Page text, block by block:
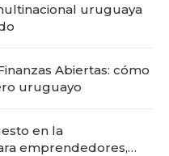
uruguaya
Abiertas: cómo
uruguayo
en la
emprendedores,